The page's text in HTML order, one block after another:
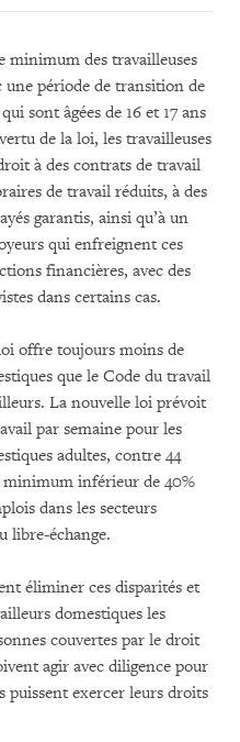
minimum des travailleuses
une période de transition de
sont âgées de 16 et 17 ans
de la loi, les travailleuses
à des contrats de travail
de travail réduits, à des
garantis, ainsi qu’à un
qui enfreignent ces
financières, avec des
dans certains cas.
offre toujours moins de
que le Code du travail
La nouvelle loi prévoit
par semaine pour les
adultes, contre 44
minimum inférieur de 40%
dans les secteurs
libre-échange.
éliminer ces disparités et
domestiques les
couvertes par le droit
agir avec diligence pour
puissent exercer leurs droits